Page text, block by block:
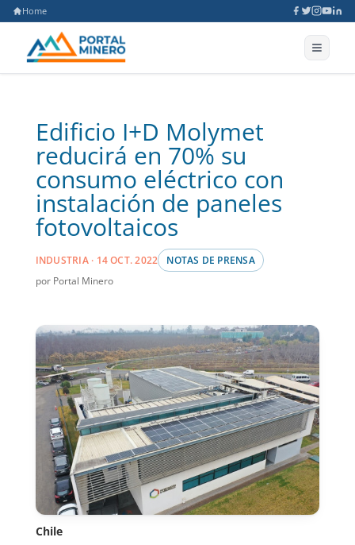
Home
Edificio I+D Molymet
reducirá en 70% su
consumo eléctrico con
instalación de paneles
fotovoltaicos
INDUSTRIA · 14 OCT. 2022 NOTAS DE PRENSA
por Portal Minero
Chile